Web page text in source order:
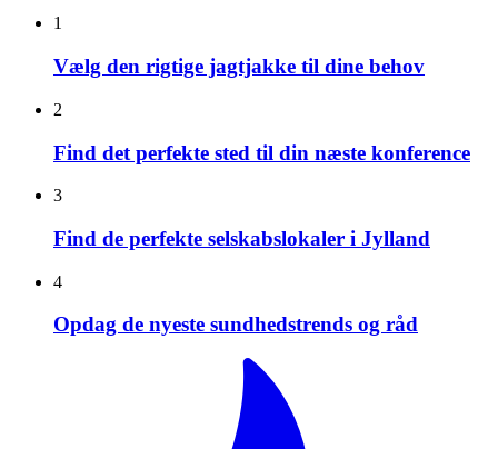
1
Vælg den rigtige jagtjakke til dine behov
2
Find det perfekte sted til din næste konference
3
Find de perfekte selskabslokaler i Jylland
4
Opdag de nyeste sundhedstrends og råd